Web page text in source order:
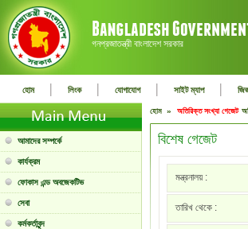
গনপ্রজাতন্ত্রী বাংলাদেশ সরকার
হোম | লিংক | যোগাযোগ | সাইট ম্যাপ |
আমাদের সম্পর্কে
কার্যক্রম
ফোকাস এন্ড অবজেকটিভ
সেবা
কর্মকর্তাবৃন্দ
হোম » অতিরিক্ত সংখ্যা গেজেট
বিশেষ গেজেট
মন্ত্রনালয় :
তারিখ থেকে :